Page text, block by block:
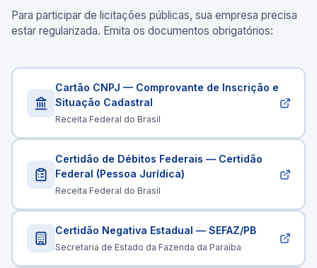
Para participar de licitações públicas, sua empresa precisa
estar regularizada. Emita os documentos obrigatórios:
Cartão CNPJ — Comprovante de Inscrição e
Situação Cadastral
Receita Federal do Brasil
Certidão de Débitos Federais — Certidão
Federal (Pessoa Jurídica)
Receita Federal do Brasil
Certidão Negativa Estadual — SEFAZ/PB
Secretaria de Estado da Fazenda da Paraíba